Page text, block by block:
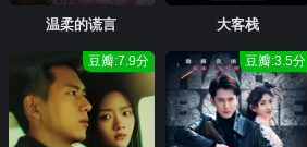
温柔的谎言 大客栈
豆瓣:7.9分 豆瓣:3.5分